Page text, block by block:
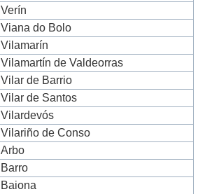
Verín
Viana do Bolo
Vilamarín
Vilamartín de Valdeorras
Vilar de Barrio
Vilar de Santos
Vilardevós
Vilariño de Conso
Arbo
Barro
Baiona